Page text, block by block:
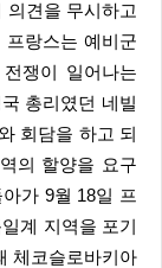
의견을 무시하고
랑스는 예비군
쟁이 일어나는
총리였던 네빌
회담을 하고 되
의 할양을 요구
가 9월 18일 프
계 지역을 포기
체코슬로바키아